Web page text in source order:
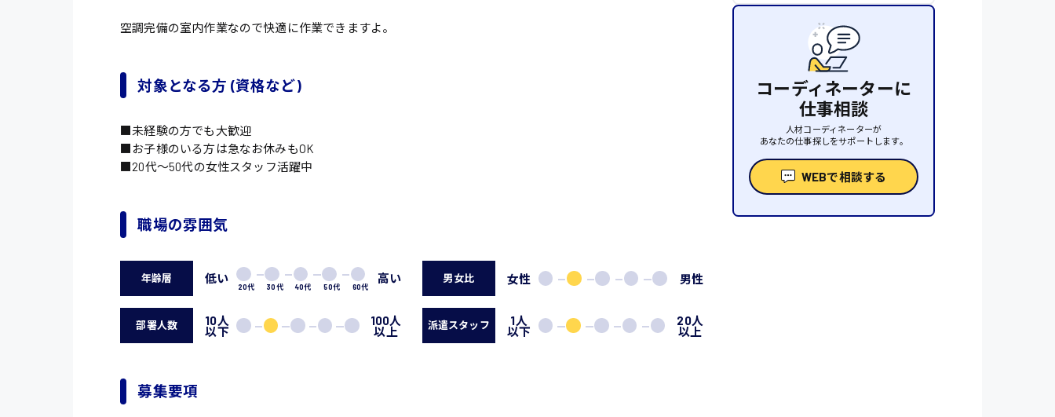
空調完備の室内作業なので快適に作業できますよ。
対象となる方 (資格など)
■未経験の方でも大歓迎
■お子様のいる方は急なお休みもOK
■20代〜50代の女性スタッフ活躍中
職場の雰囲気
年齢層 低い
20代 30代 40代 50代 60代
高い 男女比 女性 男性
部署人数 10人
以下
100人
以上 派遣スタッフ 1人
以下
20人
以上
募集要項
コーディネーターに
仕事相談
人材コーディネーターが
あなたの仕事探しをサポートします。
WEBで相談する